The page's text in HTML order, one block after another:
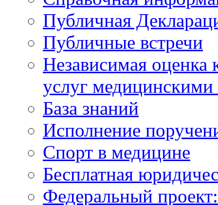
Публичная
Публичные встречи
Независимая оценка
услуг
База знаний
Исполнение
Спорт в медицине
Бесплатная
Федеральный